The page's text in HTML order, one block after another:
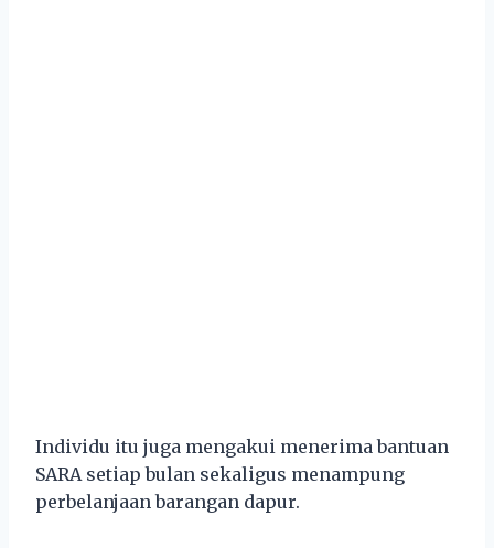
Individu itu juga mengakui menerima bantuan
SARA setiap bulan sekaligus menampung
perbelanjaan barangan dapur.